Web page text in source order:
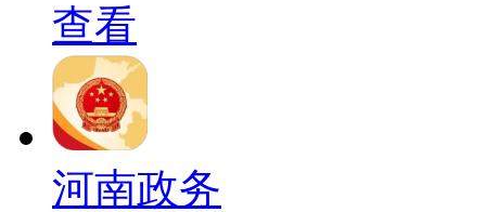
查看
河南政务